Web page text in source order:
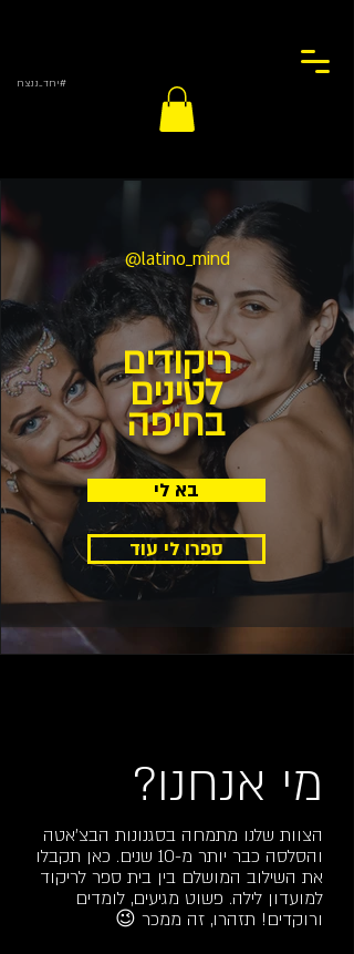
#יחד_ננצח
@latino_mind
ריקודים
לטינים
בחיפה
בא לי
ספרו לי עוד
מי אנחנו?
הצוות שלנו מתמחה בסגנונות הבצ'אטה
והסלסה כבר יותר מ-10 שנים. כאן תקבלו
את השילוב המושלם בין בית ספר לריקוד
למועדון לילה. פשוט מגיעים, לומדים
ורוקדים! תזהרו, זה ממכר 😉